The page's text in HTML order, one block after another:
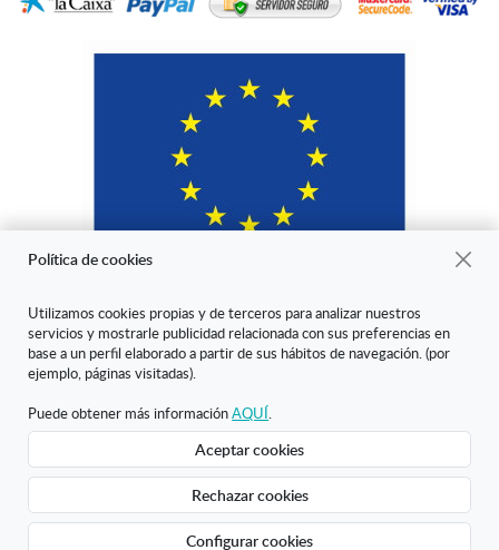
"ARANDA ARTE-VÉRTICE SL ha sido beneficiaria del Fondo Europeo
de Desarrollo Regional cuyo objetivo es mejorar la competitividad de
Digital Internacional con el objetivo de mejorar su posicionamiento
online en mercados exteriores durante el año 2020. Para ello ha
contado con el apoyo del Programa XPANDE DIGITAL de la Cámara
de Comercio de Burgos."
Creado con Atnova Shop
Política de cookies
Utilizamos cookies propias y de terceros para analizar nuestros
servicios y mostrarle publicidad relacionada con sus preferencias en
base a un perfil elaborado a partir de sus hábitos de navegación. (por
ejemplo, páginas visitadas).
Puede obtener más informaciónAQUÍ
Aceptar cookies
Rechazar cookies
Configurar cookies